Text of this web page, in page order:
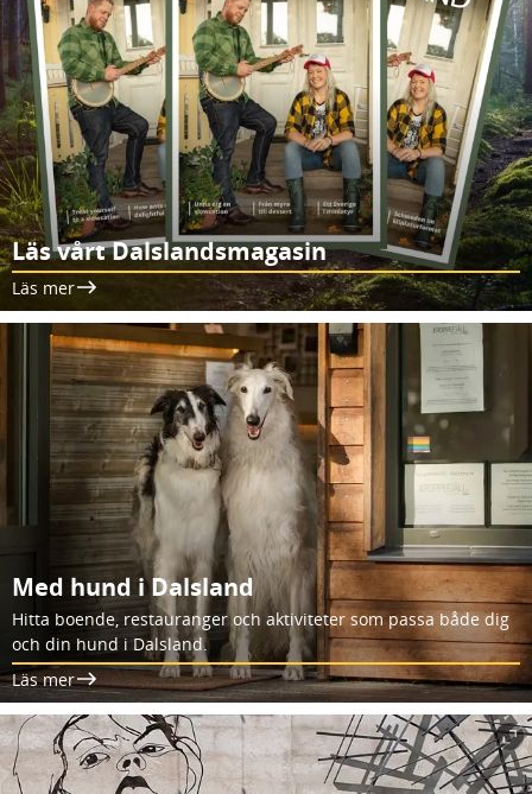
Läs vårt Dalslandsmagasin
Läs mer
Med hund i Dalsland
Hitta boende, restauranger och aktiviteter som passa både dig
och din hund i Dalsland.
Läs mer